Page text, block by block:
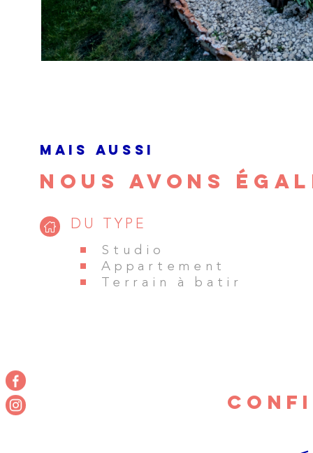
MAIS AUSSI
NOUS AVONS
DU TYPE
Studio
Appartement
Terrain à batir